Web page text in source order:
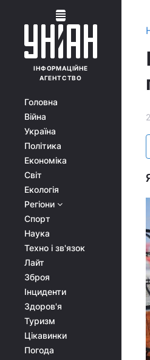
ІНФОРМАЦІЙНЕ
АГЕНТСТВО
Головна
Війна
Україна
Політика
Економіка
Світ
Екологія
Регіони
Спорт
Наука
Техно і зв'язок
Лайт
Зброя
Інциденти
Здоров'я
Туризм
Цікавинки
Погода